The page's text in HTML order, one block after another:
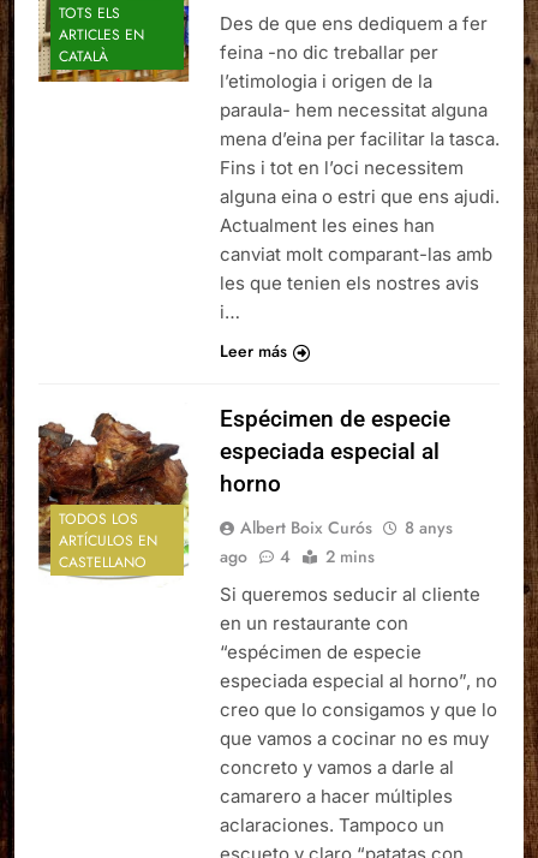
TOTS ELS
ARTICLES EN
CATALÀ
Des de que ens dediquem a fer
feina -no dic treballar per
l’etimologia i origen de la
paraula- hem necessitat alguna
mena d’eina per facilitar la tasca.
Fins i tot en l’oci necessitem
alguna eina o estri que ens ajudi.
Actualment les eines han
canviat molt comparant-las amb
les que tenien els nostres avis
i…
Leer más
TODOS LOS
ARTÍCULOS EN
CASTELLANO
Espécimen de especie
especiada especial al
horno
Albert Boix Curós
8 anys
ago
4 2 mins
Si queremos seducir al cliente
en un restaurante con
“espécimen de especie
especiada especial al horno”, no
creo que lo consigamos y que lo
que vamos a cocinar no es muy
concreto y vamos a darle al
camarero a hacer múltiples
aclaraciones. Tampoco un